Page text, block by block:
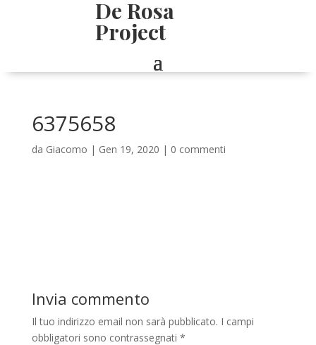
De Rosa
Project
6375658
da Giacomo | Gen 19, 2020 | 0 commenti
Invia commento
Il tuo indirizzo email non sarà pubblicato. I campi
obbligatori sono contrassegnati *